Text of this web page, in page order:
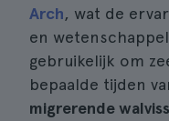
Arch, wat de
en
gebruikelijk om
bepaalde tijden
migrerende